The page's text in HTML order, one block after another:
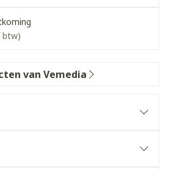
btw)
van Vemedia